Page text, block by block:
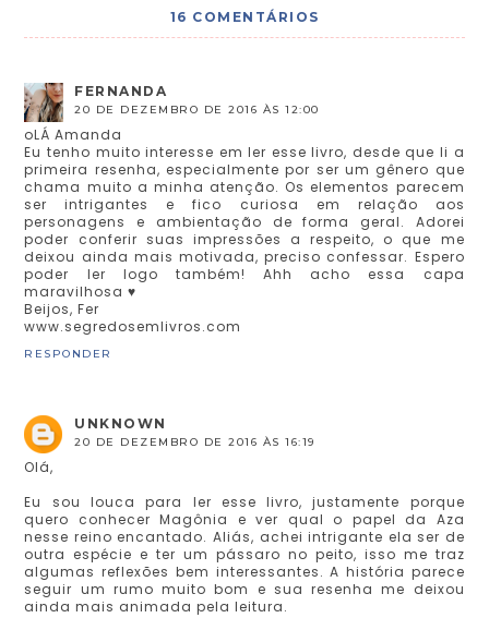
16 COMENTÁRIOS
FERNANDA
20 DE DEZEMBRO DE 2016 ÀS 12:00
oLÁ Amanda
Eu tenho muito interesse em ler esse livro, desde que li a
primeira resenha, especialmente por ser um gênero que
chama muito a minha atenção. Os elementos parecem
ser intrigantes e fico curiosa em relação aos
personagens e ambientação de forma geral. Adorei
poder conferir suas impressões a respeito, o que me
deixou ainda mais motivada, preciso confessar. Espero
poder ler logo também! Ahh acho essa capa
maravilhosa ♥
Beijos, Fer
www.segredosemlivros.com
RESPONDER
UNKNOWN
20 DE DEZEMBRO DE 2016 ÀS 16:19
Olá,
Eu sou louca para ler esse livro, justamente porque
quero conhecer Magônia e ver qual o papel da Aza
nesse reino encantado. Aliás, achei intrigante ela ser de
outra espécie e ter um pássaro no peito, isso me traz
algumas reflexões bem interessantes. A história parece
seguir um rumo muito bom e sua resenha me deixou
ainda mais animada pela leitura.